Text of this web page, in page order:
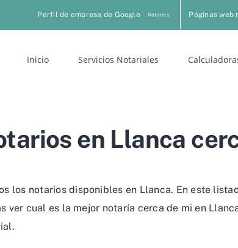
Perfil de empresa de Google Notarias Páginas web
Inicio Servicios Notariales
en Llanca
los notarios disponibles en Llanca. En este
ver cual es la mejor notaría cerca de mi en